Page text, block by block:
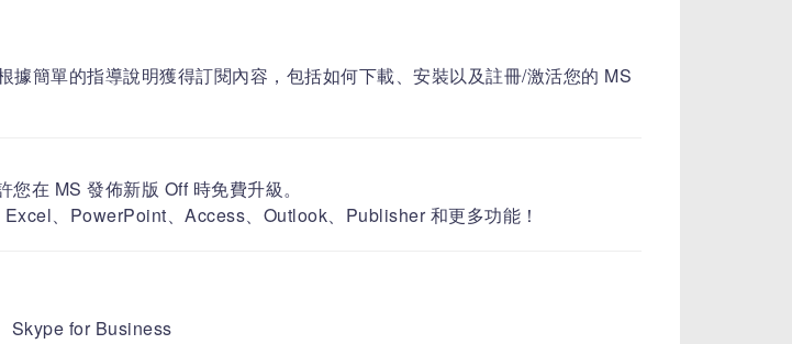
簡單的指導說明獲得訂閱內容，包括如何下載、安裝以及註冊/激活您的 MS
在 MS 發佈新版 Off 時免費升級。
、PowerPoint、Access、Outlook、Publisher 和更多功能！
Skype for Business